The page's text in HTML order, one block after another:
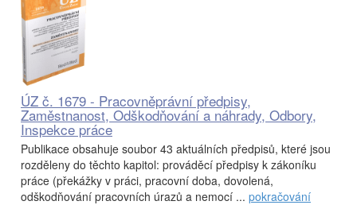
ÚZ č. 1679 - Pracovněprávní předpisy,
Zaměstnanost, Odškodňování a náhrady, Odbory,
Inspekce práce
Publikace obsahuje soubor 43 aktuálních předpisů, které jsou
rozděleny do těchto kapitol: prováděcí předpisy k zákoníku
práce (překážky v práci, pracovní doba, dovolená,
odškodňování pracovních úrazů a nemocí ... pokračování